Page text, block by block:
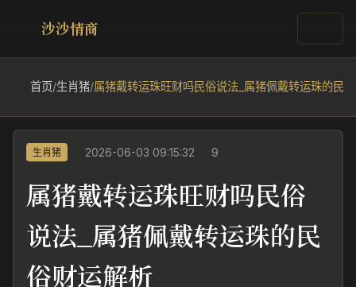
沙沙情商
首页/生肖猪/属猪戴转运珠旺财吗民俗说法_属猪佩戴转运珠的民
生肖猪 2026-06-03 09:15:32 9
属猪戴转运珠旺财吗民俗
说法_属猪佩戴转运珠的民
俗财运解析